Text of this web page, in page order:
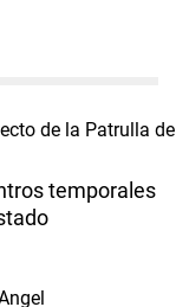
temporales